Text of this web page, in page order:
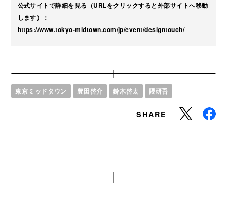
公式サイトで詳細を見る（URLをクリックすると外部サイトへ移動
します）：
https://www.tokyo-midtown.com/jp/event/designtouch/
東京ミッドタウン 豊田啓介 鈴木啓太 隈研吾
SHARE